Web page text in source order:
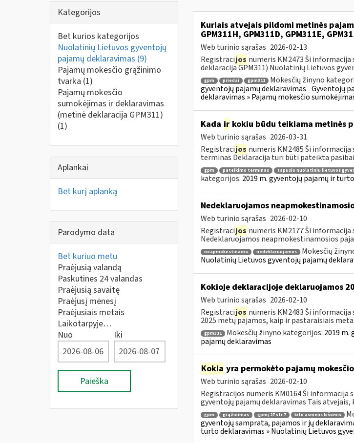
Kategorijos
Bet kurios kategorijos
Nuolatinių Lietuvos gyventojų
pajamų deklaravimas (9)
Pajamų mokesčio grąžinimo
tvarka (1)
Pajamų mokesčio
sumokėjimas ir deklaravimas
(metinė deklaracija GPM311)
(1)
Aplankai
Bet kurį aplanką
Parodymo data
Bet kuriuo metu
Praėjusią valandą
Paskutines 24 valandas
Praėjusią savaitę
Praėjusį mėnesį
Praėjusiais metais
Laikotarpyje…
Nuo
Iki
Paieška
Kuriais atvejais pildomi metinės
GPM311H, GPM311D, GPM311E,
Web turinio sąrašas 2026-02-13
Registracijos numeris KM2473 Ši
deklaracija GPM311) Nuolatinių Lietuvos
gpm priedai gpm311 Mokesčių žinyno
gyventojų pajamų deklaravimas Gyventojų
deklaravimas » Pajamų mokesčio
Kada irkokiu būdu teikiama metinės
Web turinio sąrašas 2026-03-31
Registracijos numeris KM2485 Ši
terminas Deklaracija turi būti pateikta
gpm pateikimo terminas tapusio nuolatiniu lietuvos
kategorijos: 2019 m. gyventojų pajamų ir
Nedeklaruojamos
Web turinio sąrašas 2026-02-10
Registracijos numeris KM2177 Ši
Nedeklaruojamos neapmokestinamosios
neapmokestinama nedeklaruojamos Mokesčių
Nuolatinių Lietuvos gyventojų pajamų
Kokioje deklaracijoje deklaruojamos
Web turinio sąrašas 2026-02-10
Registracijos numeris KM2483 Ši
2025 metų pajamos, kaip ir pastaraisiais
gpm311 Mokesčių žinyno kategorijos: 2019
pajamų deklaravimas
Kokia yra permokėto pajamų
Web turinio sąrašas 2026-02-10
Registracijos numeris KM0164 Ši
gyventojų pajamų deklaravimas Tais
gpm grąžinimas gpmį 27 str 7 kito asmens lėšomis
gyventojų samprata, pajamos ir jų
turto deklaravimas » Nuolatinių Lietuvos